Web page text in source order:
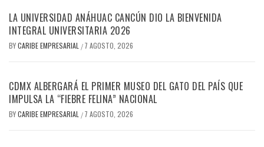
LA UNIVERSIDAD ANÁHUAC CANCÚN DIO LA BIENVENIDA
INTEGRAL UNIVERSITARIA 2026
BYCARIBE EMPRESARIAL / 7 AGOSTO, 2026
CDMX ALBERGARÁ EL PRIMER MUSEO DEL GATO DEL PAÍS QUE
IMPULSA LA “FIEBRE FELINA” NACIONAL
BYCARIBE EMPRESARIAL / 7 AGOSTO, 2026